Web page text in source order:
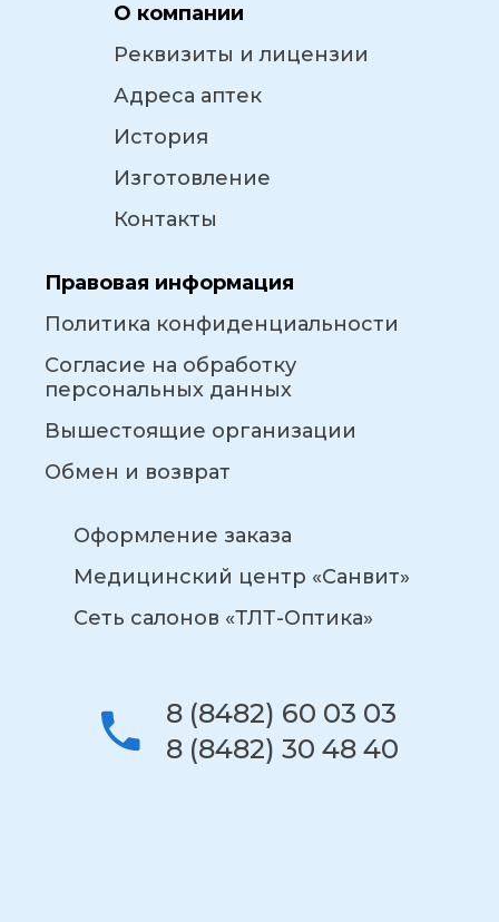
О компании
Реквизиты и лицензии
Адреса аптек
История
Изготовление
Контакты
Правовая информация
Политика конфиденциальности
Согласие на обработку
персональных данных
Вышестоящие организации
Обмен и возврат
Оформление заказа
Медицинский центр «Санвит»
Сеть салонов «ТЛТ-Оптика»
8 (8482) 60 03 03
8 (8482) 30 48 40